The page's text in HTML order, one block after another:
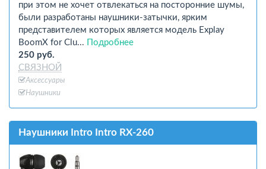
при этом не хочет отвлекаться на посторонние шумы,
были разработаны наушники-затычки, ярким
представителем которых является модель Explay
BoomX for Clu...
Подробнее
250 руб.
СВЯЗНОЙ
Аксессуары
Наушники
Наушники Intro Intro RX-260